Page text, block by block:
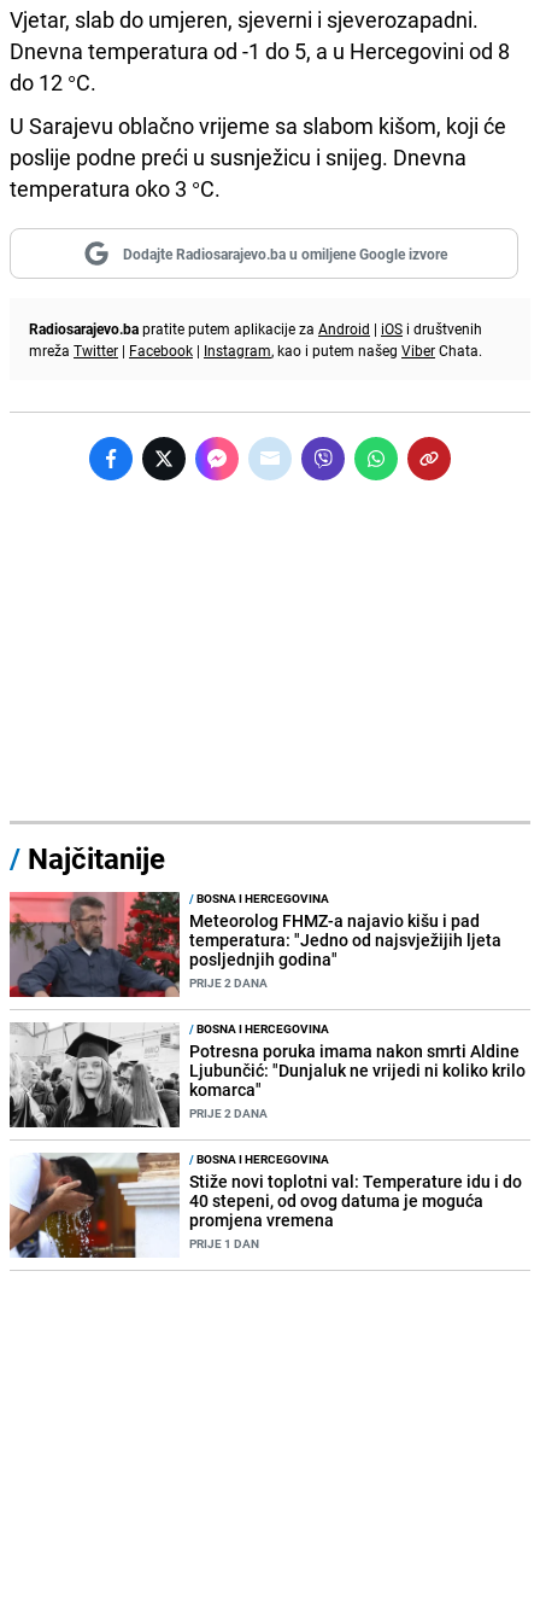
Vjetar, slab do umjeren, sjeverni i sjeverozapadni.
Dnevna temperatura od -1 do 5, a u Hercegovini od 8
do 12 °C.
U Sarajevu oblačno vrijeme sa slabom kišom, koji će
poslije podne preći u susnježicu i snijeg. Dnevna
temperatura oko 3 °C.
Dodajte Radiosarajevo.ba u omiljene Google izvore
Radiosarajevo.bapratite putem aplikacije za Android | iOS i društvenih
mreža Twitter | Facebook | Instagram, kao i putem našeg ViberChata.
/ Najčitanije
/BOSNA I HERCEGOVINA
Meteorolog FHMZ-a najavio kišu i pad
temperatura: "Jedno od najsvježijih ljeta
posljednjih godina"
PRIJE 2 DANA
/BOSNA I HERCEGOVINA
Potresna poruka imama nakon smrti Aldine
Ljubunčić: "Dunjaluk ne vrijedi ni koliko krilo
komarca"
PRIJE 2 DANA
/BOSNA I HERCEGOVINA
Stiže novi toplotni val: Temperature idu i do
40 stepeni, od ovog datuma je moguća
promjena vremena
PRIJE 1 DAN